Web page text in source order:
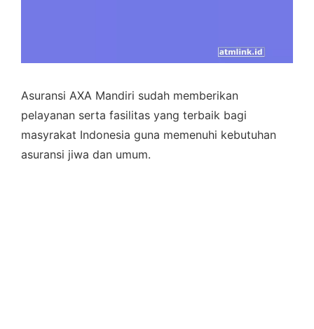
Asuransi AXA Mandiri sudah memberikan
pelayanan serta fasilitas yang terbaik bagi
masyrakat Indonesia guna memenuhi kebutuhan
asuransi jiwa dan umum.